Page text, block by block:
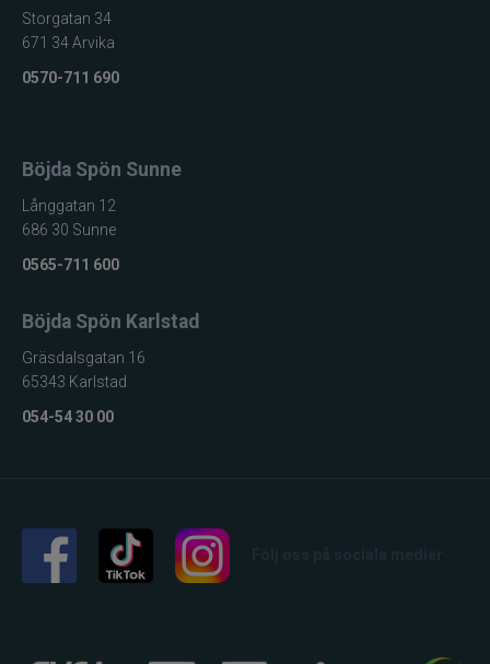
Storgatan 34
671 34 Arvika
0570-711 690
Böjda Spön Sunne
Långgatan 12
686 30 Sunne
0565-711 600
Böjda Spön Karlstad
Gräsdalsgatan 16
65343 Karlstad
054-54 30 00